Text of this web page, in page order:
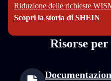
Riduzione delle richieste
Scopri la storia di SHEIN
Risorse